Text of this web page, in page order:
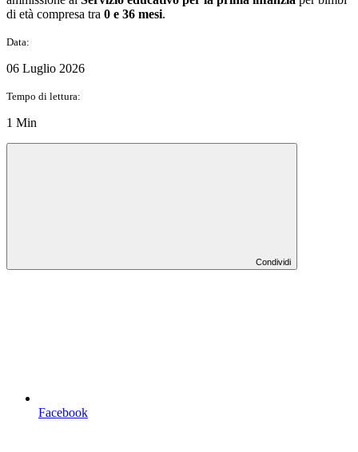
di età compresa tra 0 e 36 mesi.
Data:
06 Luglio 2026
Tempo di lettura:
1 Min
Condividi
Facebook